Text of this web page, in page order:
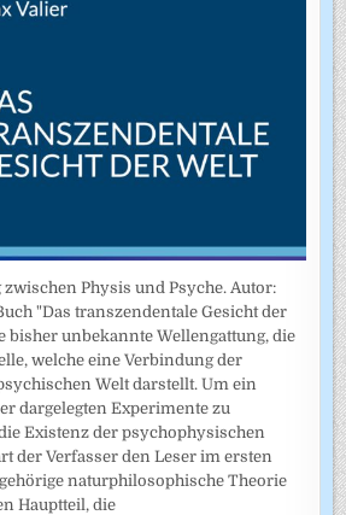
Physis und Psyche. Autor:
"Das transzendentale Gesicht der
bisher unbekannte Wellengattung, die
welche eine Verbindung der
Welt darstellt. Um ein
dargelegten Experimente zu
Existenz der psychophysischen
der Verfasser den Leser im ersten
naturphilosophische Theorie
Hauptteil, die